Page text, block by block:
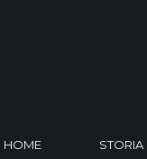
HOME STORIA